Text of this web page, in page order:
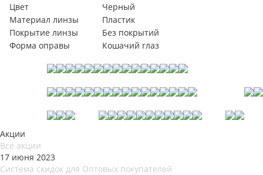
Цвет
Черный
Материал линзы
Пластик
Покрытие линзы
Без покрытий
Форма оправы
Кошачий глаз
Акции
Все акции
17 июня 2023
Система скидок для Оптовых покупателей